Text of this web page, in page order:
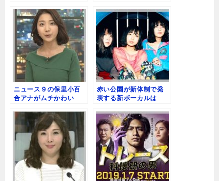
ニュース９の保里小百
合アナがムチかわい
赤い公園が新体制で発
表する新ボーカルは
決定か？